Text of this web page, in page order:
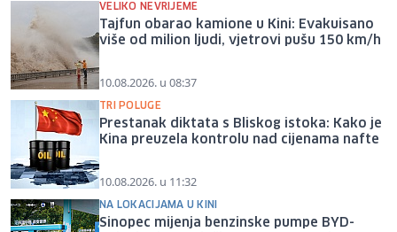
VELIKO NEVRIJEME
Tajfun obarao kamione u Kini: Evakuisano
više od milion ljudi, vjetrovi pušu 150 km/h
10.08.2026. u 08:37
TRI POLUGE
Prestanak diktata s Bliskog istoka: Kako je
Kina preuzela kontrolu nad cijenama nafte
10.08.2026. u 11:32
NA LOKACIJAMA U KINI
Sinopec mijenja benzinske pumpe BYD-